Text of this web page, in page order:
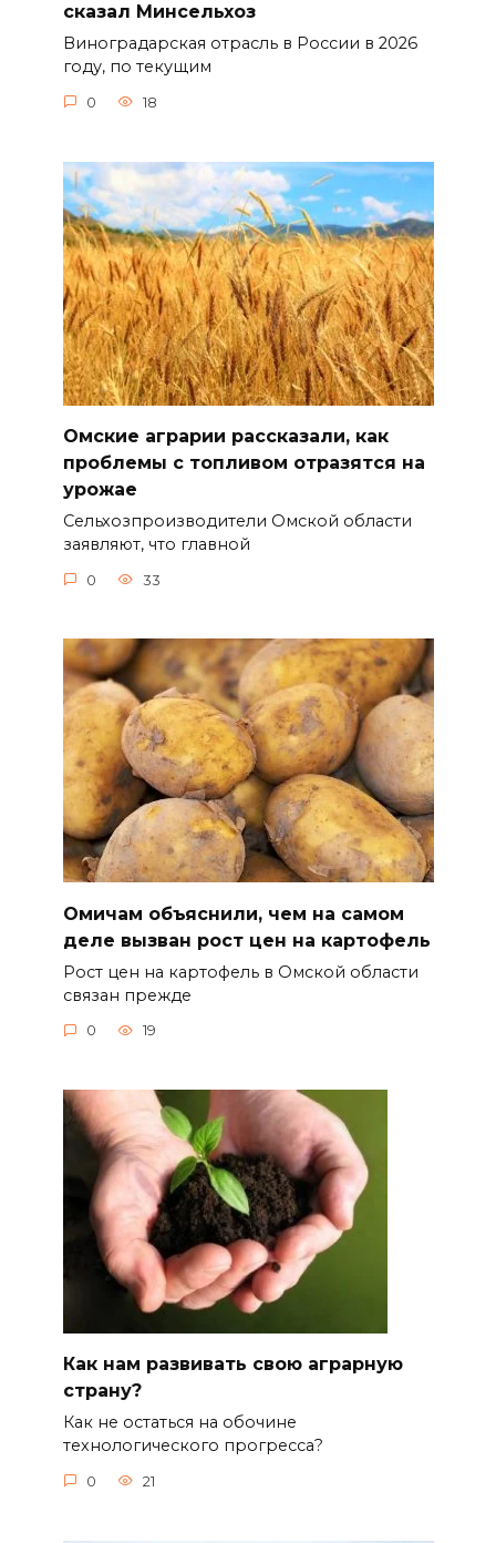
сказал Минсельхоз
Виноградарская отрасль в России в 2026
году, по текущим
0 18
Омские аграрии рассказали, как
проблемы с топливом отразятся на
урожае
Сельхозпроизводители Омской области
заявляют, что главной
0 33
Омичам объяснили, чем на самом
деле вызван рост цен на картофель
Рост цен на картофель в Омской области
связан прежде
0 19
Как нам развивать свою аграрную
страну?
Как не остаться на обочине
технологического прогресса?
0 21